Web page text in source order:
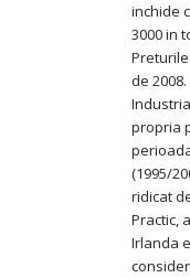
inchide
3000 in
de 2008.
propria
(1995/
ridicat
Practic,
Irlanda